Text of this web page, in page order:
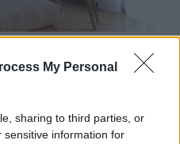
My Personal
sharing to third parties, or
sensitive information for
di Comano
(TRENTO)